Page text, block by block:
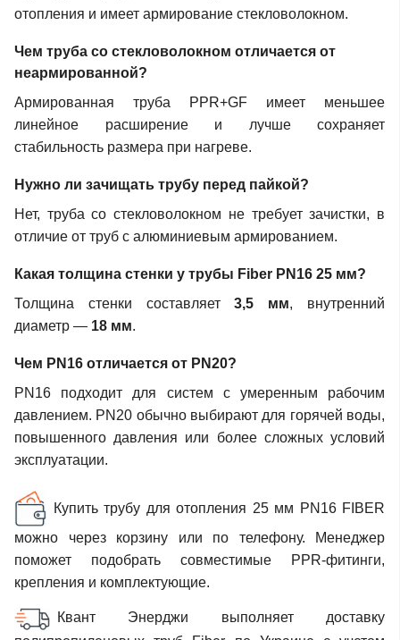
отопления и имеет армирование стекловолокном.
Чем труба со стекловолокном отличается от
неармированной?
Армированная труба PPR+GF имеет меньшее
линейное расширение и лучше сохраняет
стабильность размера при нагреве.
Нужно ли зачищать трубу перед пайкой?
Нет, труба со стекловолокном не требует зачистки, в
отличие от труб с алюминиевым армированием.
Какая толщина стенки у трубы Fiber PN16 25 мм?
Толщина стенки составляет3,5 мм, внутренний
диаметр — 18 мм.
Чем PN16 отличается от PN20?
PN16 подходит для систем с умеренным рабочим
давлением. PN20 обычно выбирают для горячей воды,
повышенного давления или более сложных условий
эксплуатации.
Купить трубу для отопления 25 мм PN16 FIBER
можно через корзину или по телефону. Менеджер
поможет подобрать совместимые PPR-фитинги,
крепления и комплектующие.
Квант Энерджи выполняет доставку